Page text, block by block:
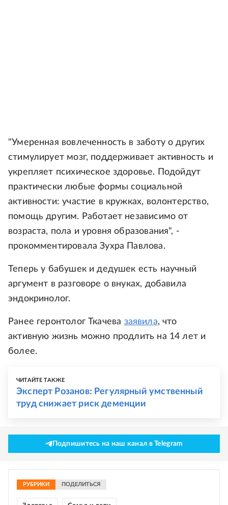
"Умеренная вовлеченность в заботу о других
стимулирует мозг, поддерживает активность и
укрепляет психическое здоровье. Подойдут
практически любые формы социальной
активности: участие в кружках, волонтерство,
помощь другим. Работает независимо от
возраста, пола и уровня образования", -
прокомментировала Зухра Павлова.
Теперь у бабушек и дедушек есть научный
аргумент в разговоре о внуках, добавила
эндокринолог.
Ранее геронтолог Ткачева заявила, что
активную жизнь можно продлить на 14 лет и
более.
ЧИТАЙТЕ ТАКЖЕ
Эксперт Розанов: Регулярный умственный
труд снижает риск деменции
Подпишитесь на наш канал в Telegram
РУБРИКИ ПОДЕЛИТЬСЯ